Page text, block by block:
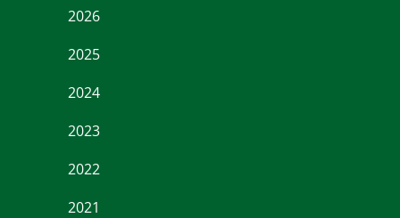
2026
2025
2024
2023
2022
2021